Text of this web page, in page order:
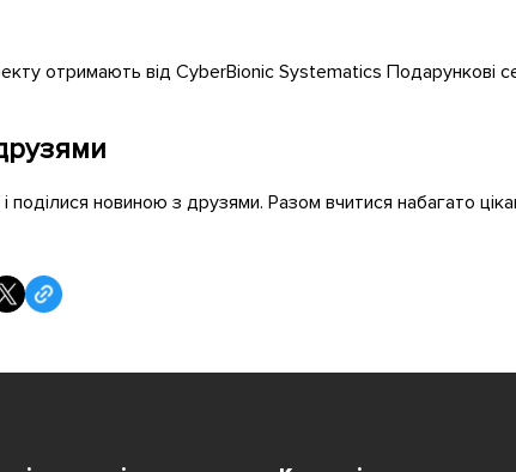
отримають від CyberBionic Systematics Подарункові
поділися новиною з друзями. Разом вчитися набагато